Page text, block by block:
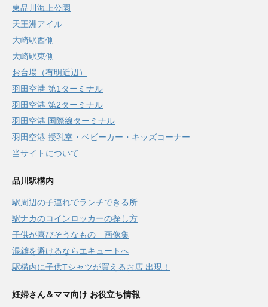
東品川海上公園
天王洲アイル
大崎駅西側
大崎駅東側
お台場（有明近辺）
羽田空港 第1ターミナル
羽田空港 第2ターミナル
羽田空港 国際線ターミナル
羽田空港 授乳室・ベビーカー・キッズコーナー
当サイトについて
品川駅構内
駅周辺の子連れでランチできる所
駅ナカのコインロッカーの探し方
子供が喜びそうなもの 画像集
混雑を避けるならエキュートへ
駅構内に子供Tシャツが買えるお店 出現！
妊婦さん＆ママ向け お役立ち情報